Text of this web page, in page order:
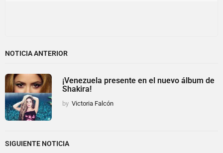
NOTICIA ANTERIOR
¡Venezuela presente en el nuevo álbum de
Shakira!
by Victoria Falcón
SIGUIENTE NOTICIA